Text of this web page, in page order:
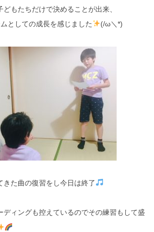
もたちだけで決めることが出来、
としての成長を感じました
(/ω＼*)
きた曲の復習をし今日は終了
ディングも控えているのでその練習もして盛